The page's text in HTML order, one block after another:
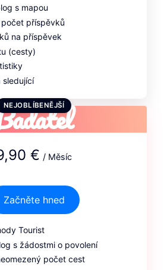
s mapou
příspěvků
na příspěvek
(cesty)
sledující
NEJOBLÍBENĚJŠÍ
€ / Měsíc
Začněte hned
Tourist
s žádostmi o povolení
počet cest